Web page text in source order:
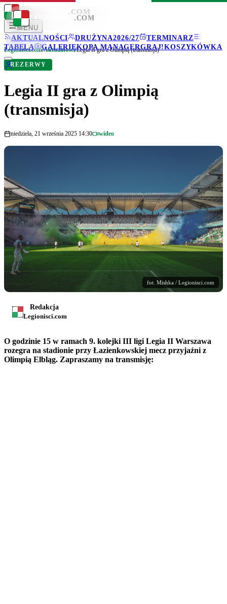
LEGIONISCI .COM
MENU
AKTUALNOŚCI
DRUŻYNA2026/27
TERMINARZ
TABELA
GALERIEKOPA MANAGERGRAJ!KOSZYKÓWKA
LEGIONISCI .COM
Legionisci.com/Aktualności/Legia II gra z Olimpią (transmisja)
REZERWY
Legia II gra z Olimpią
(transmisja)
niedziela, 21 września 2025 14:30 wideo
fot. Mishka / Legionisci.com
Redakcja
Legionisci.com
O godzinie 15 w ramach 9. kolejki III ligi Legia II Warszawa
rozegra na stadionie przy Łazienkowskiej mecz przyjaźni z
Olimpią Elbląg. Zapraszamy na transmisję: